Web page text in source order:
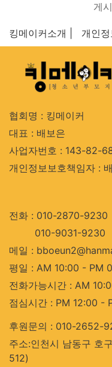
게
킹메이커소개 | 개인정
협회명 : 킹메이커
대표 : 배보은
사업자번호 : 143-82-
개인정보보호책임자 :
전화 : 010-2870-9230
010-9031-9230
메일 :
평일 : AM 10:00 - PM
전화가능시간 : AM
점심시간 : PM 12:00 -
후원문의 : 010-2652-
주소:인천시 남동구 호
512)